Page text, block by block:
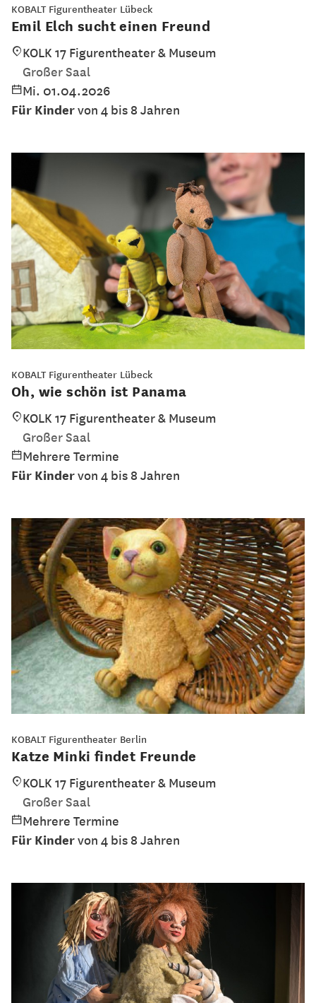
KOBALT Figurentheater Lübeck
Emil Elch sucht einen Freund
KOLK 17 Figurentheater & Museum
Großer Saal
Mi. 01.04.2026
Für Kindervon 4 bis 8 Jahren
KOBALT Figurentheater Lübeck
Oh, wie schön ist Panama
KOLK 17 Figurentheater & Museum
Großer Saal
Mehrere Termine
Für Kindervon 4 bis 8 Jahren
KOBALT Figurentheater Berlin
Katze Minki findet Freunde
KOLK 17 Figurentheater & Museum
Großer Saal
Mehrere Termine
Für Kindervon 4 bis 8 Jahren